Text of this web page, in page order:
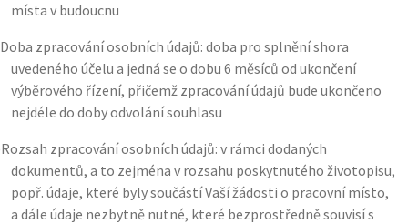
místa v budoucnu
Doba zpracování osobních údajů: doba pro splnění shora
uvedeného účelu a jedná se o dobu 6 měsíců od ukončení
výběrového řízení, přičemž zpracování údajů bude ukončeno
nejdéle do doby odvolání souhlasu
Rozsah zpracování osobních údajů: v rámci dodaných
dokumentů, a to zejména v rozsahu poskytnutého životopisu,
popř. údaje, které byly součástí Vaší žádosti o pracovní místo,
a dále údaje nezbytně nutné, které bezprostředně souvisí s